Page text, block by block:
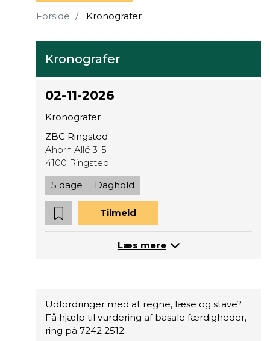
Forside Kronografer
Kronografer
02-11-2026
Kronografer
ZBC Ringsted
Ahorn Allé 3-5
4100 Ringsted
5 dage
Daghold
Tilmeld
Læs mere
Udfordringer med at regne, læse og stave?
Få hjælp til vurdering af basale færdigheder,
ring på 7242 2512.